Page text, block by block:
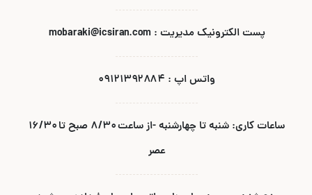
پست الکترونیک مدیریت : mobaraki@icsiran.com
واتس اپ : ۰۹۱۲۱۳۹۲۸۸۴
ساعات کاری: شنبه تا چهارشنبه -از ساعت ۸/۳۰ صبح تا ۱۶/۳۰
عصر